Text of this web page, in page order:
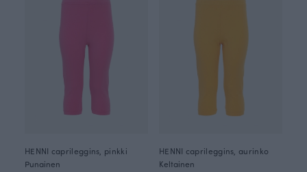
HENNI caprileggins, pinkki
Punainen
HENNI caprileggins, aurinko
Keltainen